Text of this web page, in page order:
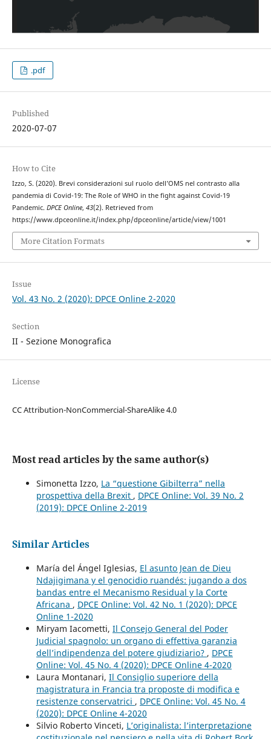
.pdf
Published
2020-07-07
How to Cite
Izzo, S. (2020). Brevi considerazioni sul ruolo dell’OMS nel contrasto alla
pandemia di Covid-19: The Role of WHO in the fight against Covid-19
Pandemic. DPCE Online, 43(2). Retrieved from
https://www.dpceonline.it/index.php/dpceonline/article/view/1001
More Citation Formats
Issue
Vol. 43 No. 2 (2020): DPCE Online 2-2020
Section
II - Sezione Monografica
License
CC Attribution-NonCommercial-ShareAlike 4.0
Most read articles by the same author(s)
Simonetta Izzo, La “questione Gibilterra” nella
prospettiva della Brexit , DPCE Online: Vol. 39 No. 2
(2019): DPCE Online 2-2019
Similar Articles
María del Ángel Iglesias, El asunto Jean de Dieu
Ndajigimana y el genocidio ruandés: jugando a dos
bandas entre el Mecanismo Residual y la Corte
Africana , DPCE Online: Vol. 42 No. 1 (2020): DPCE
Online 1-2020
Miryam Iacometti, Il Consejo General del Poder
Judicial spagnolo: un organo di effettiva garanzia
dell’indipendenza del potere giudiziario? , DPCE
Online: Vol. 45 No. 4 (2020): DPCE Online 4-2020
Laura Montanari, Il Consiglio superiore della
magistratura in Francia tra proposte di modifica e
resistenze conservatrici , DPCE Online: Vol. 45 No. 4
(2020): DPCE Online 4-2020
Silvio Roberto Vinceti, L’originalista: l’interpretazione